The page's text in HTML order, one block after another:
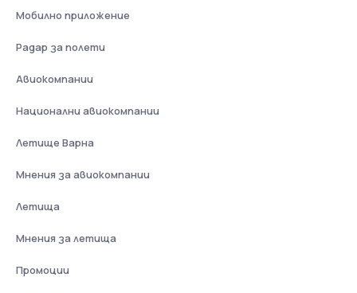
Мобилно приложение
Радар за полети
Авиокомпании
Национални авиокомпании
Летище Варна
Мнения за авиокомпании
Летища
Мнения за летища
Промоции